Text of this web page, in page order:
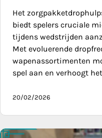
Het
biedt spelers cruciale
tijdens wedstrijden
Met evoluerende
wapenassortimenten
spel aan en verhoogt
20/02/2026